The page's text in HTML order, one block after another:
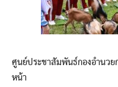
ศูนย์ประชาสัมพันธ์กองอำนว
หน้า